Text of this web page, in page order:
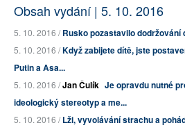
Obsah vydání | 5. 10. 2016
5. 10. 2016 /Rusko pozastavilo
5. 10. 2016 /Když zabijete dítě, jste
Putin a Asa...
5. 10. 2016 /Jan Čulík Je opravdu nutné
ideologický stereotyp a me...
5. 10. 2016 /Lži, vyvolávání strachu a